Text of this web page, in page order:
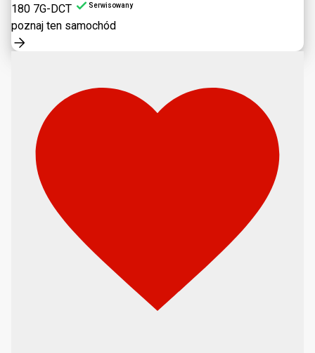
180 7G-DCT
Serwisowany
poznaj ten samochód